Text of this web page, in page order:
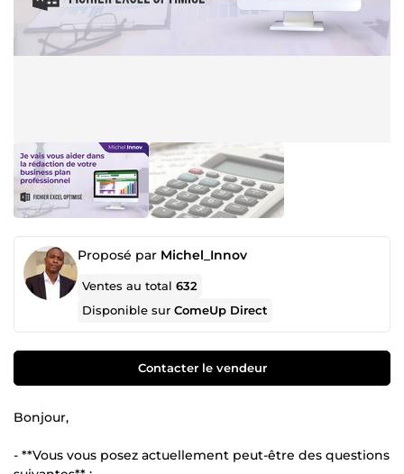
Proposé par Michel_Innov
Ventes au total632
Disponible surComeUp Direct
Contacter le vendeur
Bonjour,
- **Vous vous posez actuellement peut-être des questions